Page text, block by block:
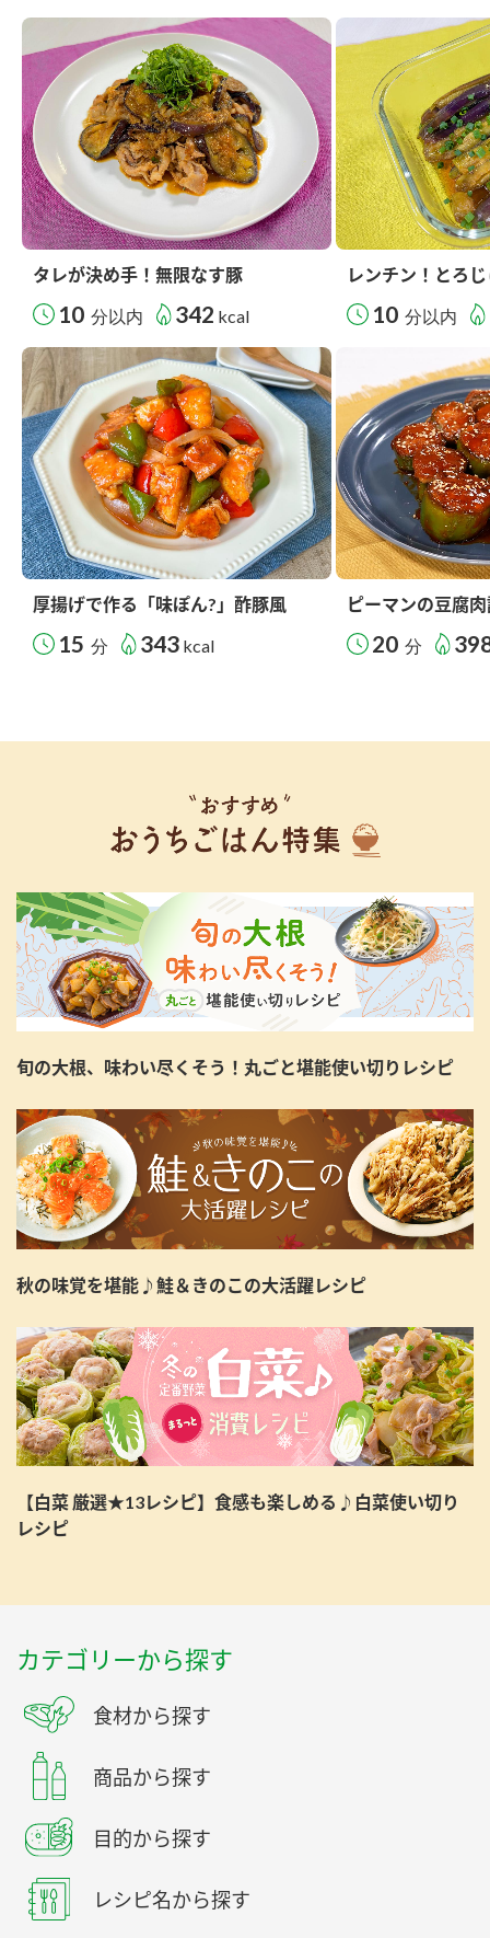
タレが決め手！無限なす豚
10 分以内 342 kcal
レンチン！とろ
10 分以内
厚揚げで作る「味ぽん?」酢豚風
15 分 343 kcal
ピーマンの豆腐
20 分
旬の大根、味わい尽くそう！丸ごと堪能使い切りレシピ
秋の味覚を堪能♪鮭＆きのこの大活躍レシピ
【白菜 厳選★13レシピ】食感も楽しめる♪白菜使い切り
レシピ
カテゴリーから探す
食材から探す
商品から探す
目的から探す
レシピ名から探す